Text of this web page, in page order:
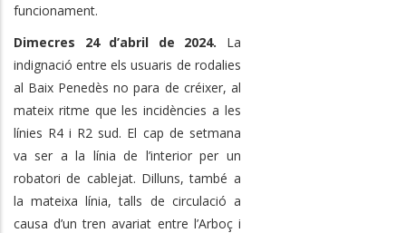
funcionament.
Dimecres 24 d’abril de 2024. La
indignació entre els usuaris de rodalies
al Baix Penedès no para de créixer, al
mateix ritme que les incidències a les
línies R4 i R2 sud. El cap de setmana
va ser a la línia de l’interior per un
robatori de cablejat. Dilluns, també a
la mateixa línia, talls de circulació a
causa d’un tren avariat entre l’Arboç i